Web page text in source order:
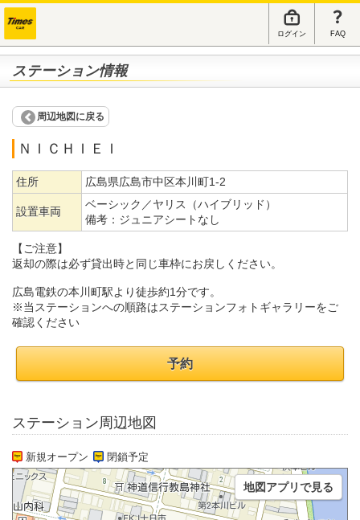
ログイン FAQ
ステーション情報
周辺地図に戻る
ＮＩＣＨＩＥＩ
住所 広島県広島市中区本川町1-2
設置車両
ベーシック／ヤリス（ハイブリッド）
備考： ジュニアシートなし
【ご注意】
返却の際は必ず貸出時と同じ車枠にお戻しください。
広島電鉄の本川町駅より徒歩約1分です。
※当ステーションへの順路はステーションフォトギャラリーをご
確認ください
予約
ステーション周辺地図
新規オープン 閉鎖予定
地図アプリで見る